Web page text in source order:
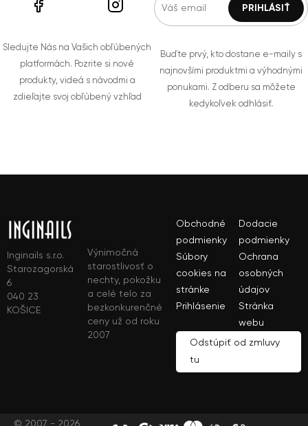
Sledujte Nás na Vašich obľúbených
platformách. Pozrite si nové
produkty, videá s návodmi a
zdieľajte svoj obľúbený vzhľad
Buďte prvý, kto dostane e-maily s
najnovšími produktmi a výhodnými
ponukami. Z odberu sa môžete
kedykoľvek odhlásiť.
Inginails s.r.o.
Starozagorská
6
040 23
KOŠICE
Výnimočná
starostlivosť o
nechty, pokožku
a celé telo za
bezkonkurenčné
ceny už od roku
2007
Obchodné
podmienky
Dodacie
podmienky
Súbory
cookies na
stránke
Ochrana
osobných
údajov
Prihlásenie
Stránka
webu
Odstúpiť od zmluvy
tu
© 2007 - 2026